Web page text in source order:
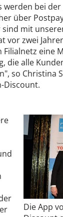
werden bei
über
sind mit
vor zwei
eine
die alle
so Christina
Discount.
Die App